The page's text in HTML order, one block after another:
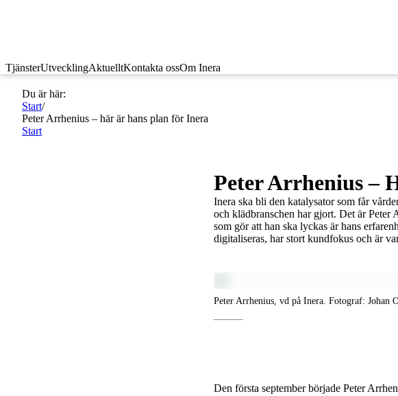
TjänsterUtvecklingAktuelltKontakta ossOm Inera
Du är här:
Start/
Peter Arrhenius – här är hans plan för Inera
Start
Peter Arrhenius –
Inera ska bli den katalysator som får
och klädbranschen har gjort. Det är
som gör att han ska lyckas är hans
digitaliseras, har stort kundfokus och är
Peter Arrhenius, vd på Inera. Fotograf: Johan
Den första september började Peter